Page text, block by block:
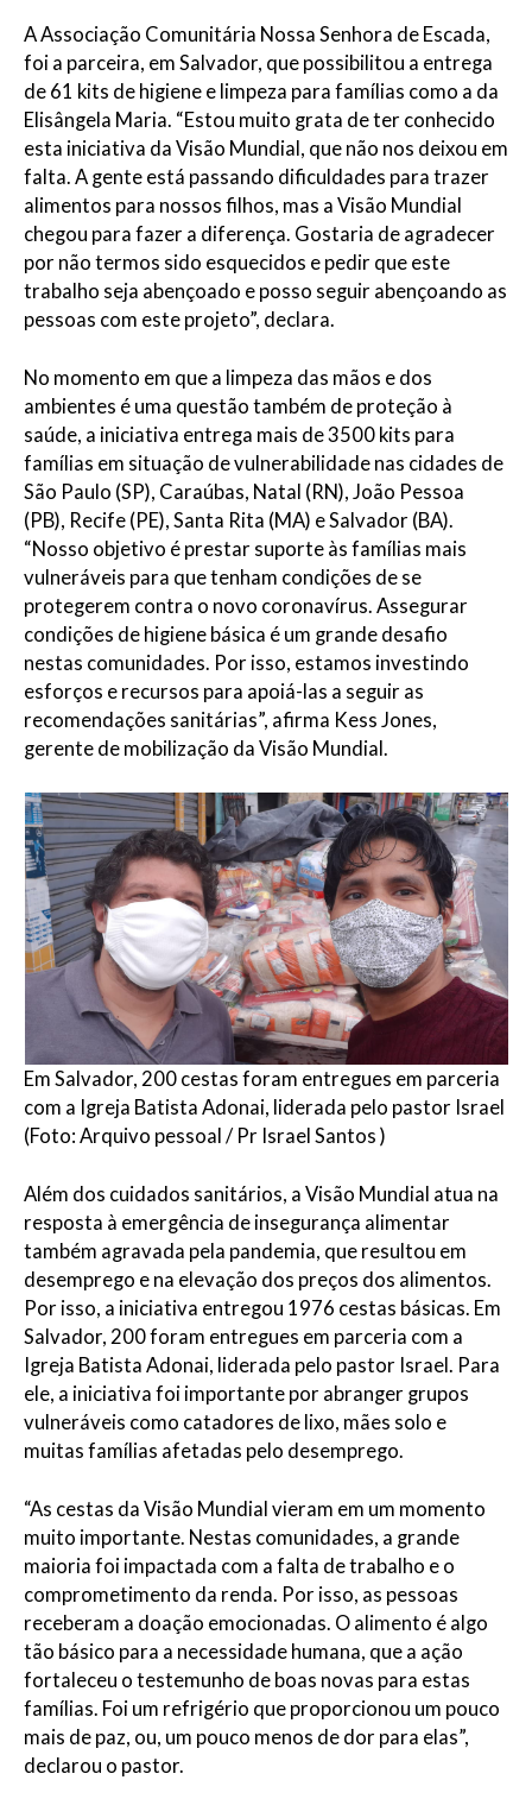
A Associação Comunitária Nossa Senhora de Escada,
foi a parceira, em Salvador, que possibilitou a entrega
de 61 kits de higiene e limpeza para famílias como a da
Elisângela Maria. “Estou muito grata de ter conhecido
esta iniciativa da Visão Mundial, que não nos deixou em
falta. A gente está passando dificuldades para trazer
alimentos para nossos filhos, mas a Visão Mundial
chegou para fazer a diferença. Gostaria de agradecer
por não termos sido esquecidos e pedir que este
trabalho seja abençoado e posso seguir abençoando as
pessoas com este projeto”, declara.
No momento em que a limpeza das mãos e dos
ambientes é uma questão também de proteção à
saúde, a iniciativa entrega mais de 3500 kits para
famílias em situação de vulnerabilidade nas cidades de
São Paulo (SP), Caraúbas, Natal (RN), João Pessoa
(PB), Recife (PE), Santa Rita (MA) e Salvador (BA).
“Nosso objetivo é prestar suporte às famílias mais
vulneráveis para que tenham condições de se
protegerem contra o novo coronavírus. Assegurar
condições de higiene básica é um grande desafio
nestas comunidades. Por isso, estamos investindo
esforços e recursos para apoiá-las a seguir as
recomendações sanitárias”, afirma Kess Jones,
gerente de mobilização da Visão Mundial.
Em Salvador, 200 cestas foram entregues em parceria
com a Igreja Batista Adonai, liderada pelo pastor Israel
(Foto: Arquivo pessoal / Pr Israel Santos )
Além dos cuidados sanitários, a Visão Mundial atua na
resposta à emergência de insegurança alimentar
também agravada pela pandemia, que resultou em
desemprego e na elevação dos preços dos alimentos.
Por isso, a iniciativa entregou 1976 cestas básicas. Em
Salvador, 200 foram entregues em parceria com a
Igreja Batista Adonai, liderada pelo pastor Israel. Para
ele, a iniciativa foi importante por abranger grupos
vulneráveis como catadores de lixo, mães solo e
muitas famílias afetadas pelo desemprego.
“As cestas da Visão Mundial vieram em um momento
muito importante. Nestas comunidades, a grande
maioria foi impactada com a falta de trabalho e o
comprometimento da renda. Por isso, as pessoas
receberam a doação emocionadas. O alimento é algo
tão básico para a necessidade humana, que a ação
fortaleceu o testemunho de boas novas para estas
famílias. Foi um refrigério que proporcionou um pouco
mais de paz, ou, um pouco menos de dor para elas”,
declarou o pastor.